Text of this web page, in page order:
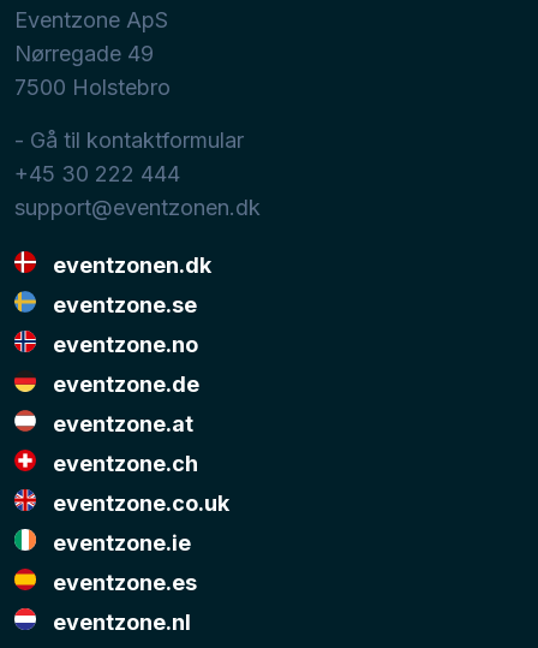
Eventzone ApS
Nørregade 49
7500 Holstebro
- Gå til kontaktformular
+45 30 222 444
support@eventzonen.dk
eventzonen.dk
eventzone.se
eventzone.no
eventzone.de
eventzone.at
eventzone.ch
eventzone.co.uk
eventzone.ie
eventzone.es
eventzone.nl